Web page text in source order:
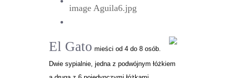
El Gato mieści od 4 do 8 osób.
Dwie sypialnie, jedna z podwójnym łóżkiem